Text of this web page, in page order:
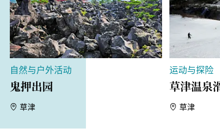
自然与户外活动
鬼押出园
草津
运动与探险
草津温泉
草津